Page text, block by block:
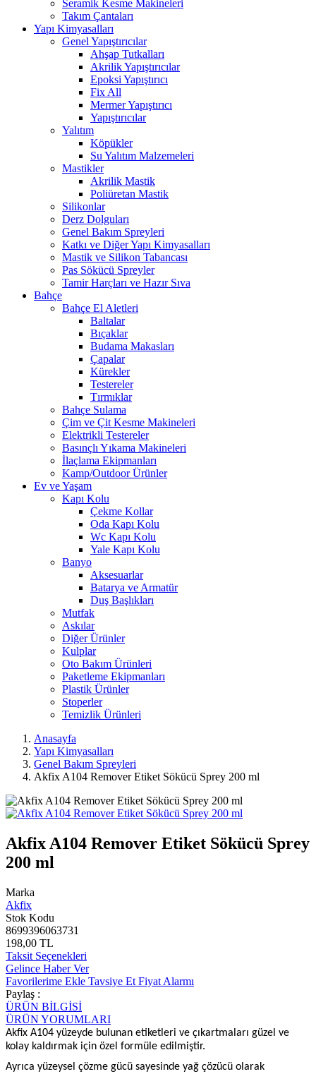
Seramik Kesme Makineleri
Takım Çantaları
Yapı Kimyasalları
Genel Yapıştırıcılar
Ahşap Tutkalları
Akrilik Yapıştırıcılar
Epoksi Yapıştırıcı
Fix All
Mermer Yapıştırıcı
Yapıştırıcılar
Yalıtım
Köpükler
Su Yalıtım Malzemeleri
Mastikler
Akrilik Mastik
Poliüretan Mastik
Silikonlar
Derz Dolguları
Genel Bakım Spreyleri
Katkı ve Diğer Yapı Kimyasalları
Mastik ve Silikon Tabancası
Pas Sökücü Spreyler
Tamir Harçları ve Hazır Sıva
Bahçe
Bahçe El Aletleri
Baltalar
Bıçaklar
Budama Makasları
Çapalar
Kürekler
Testereler
Tırmıklar
Bahçe Sulama
Çim ve Çit Kesme Makineleri
Elektrikli Testereler
Basınçlı Yıkama Makineleri
İlaçlama Ekipmanları
Kamp/Outdoor Ürünler
Ev ve Yaşam
Kapı Kolu
Çekme Kollar
Oda Kapı Kolu
Wc Kapı Kolu
Yale Kapı Kolu
Banyo
Aksesuarlar
Batarya ve Armatür
Duş Başlıkları
Mutfak
Askılar
Diğer Ürünler
Kulplar
Oto Bakım Ürünleri
Paketleme Ekipmanları
Plastik Ürünler
Stoperler
Temizlik Ürünleri
Anasayfa
Yapı Kimyasalları
Genel Bakım Spreyleri
Akfix A104 Remover Etiket Sökücü Sprey 200 ml
Akfix A104 Remover Etiket Sökücü Sprey
200 ml
Marka
Akfix
Stok Kodu
8699396063731
198,00 TL
Taksit Seçenekleri
Gelince Haber Ver
Favorilerime Ekle Tavsiye Et Fiyat Alarmı
Paylaş :
ÜRÜN BİLGİSİ
ÜRÜN YORUMLARI
Akfix A104 yüzeyde bulunan etiketleri ve çıkartmaları güzel ve
kolay kaldırmak için özel formüle edilmiştir.
Ayrıca yüzeysel çözme gücü sayesinde yağ çözücü olarak